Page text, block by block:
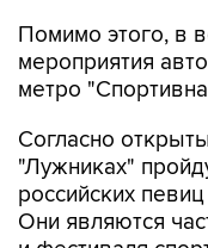
Помимо этого, в
мероприятия
метро
Согласно
"Лужниках"
российских
Они являются